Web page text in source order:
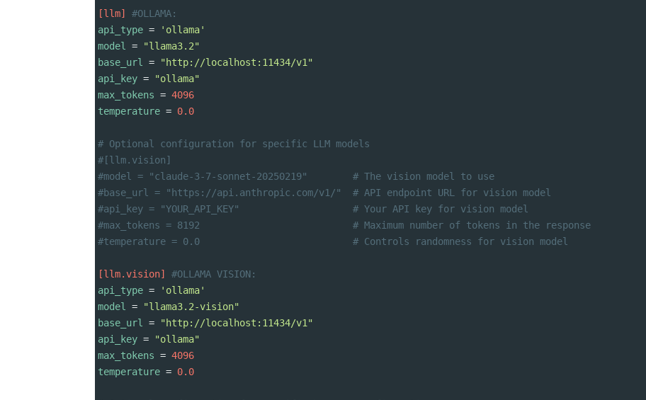
[llm]
#OLLAMA:
api_type =
'ollama'
model = "llama3.2"
base_url = "http://localhost:11434/v1"
api_key = "ollama"
max_tokens = 4096
temperature = 0.0
# Optional configuration for specific LLM models
#[llm.vision]
#model = "claude-3-7-sonnet-20250219"        # The vision model to use
#base_url = "https://api.anthropic.com/v1/"  # API endpoint URL for vision model
#api_key = "YOUR_API_KEY"                    # Your API key for vision model
#max_tokens = 8192                           # Maximum number of tokens in the response
#temperature = 0.0                           # Controls randomness for vision model
[llm.vision]
#OLLAMA VISION:
api_type =
'ollama'
model = "llama3.2-vision"
base_url = "http://localhost:11434/v1"
api_key = "ollama"
max_tokens = 4096
temperature = 0.0